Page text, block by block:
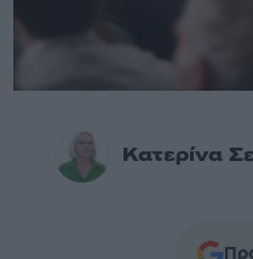
Κατερίνα